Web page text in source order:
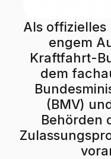
Als offizielles
engem
Kraftfahrt-
dem
(BMV)
Behörden